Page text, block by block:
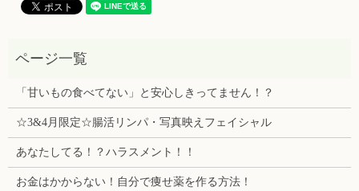
「甘いもの食べてない」と安心しきってません！？
☆3&4月限定☆腸活リンパ・写真映えフェイシャル
あなたしてる！？ハラスメント！！
お金はかからない！自分で痩せ薬を作る方法！